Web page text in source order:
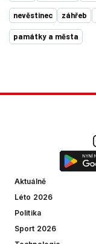
nevěstinec záhřeb
památky a města
Aktuálně
Léto 2026
Politika
Sport 2026